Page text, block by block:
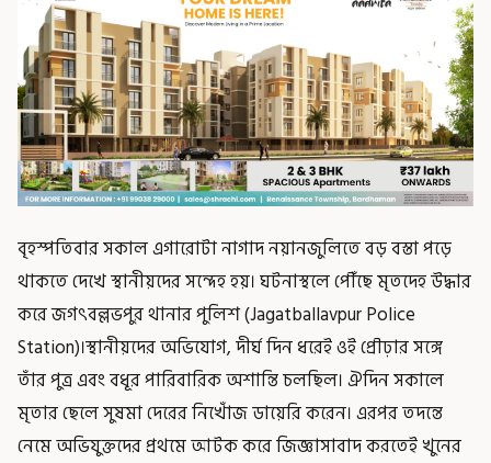
বৃহস্পতিবার সকাল এগারোটা নাগাদ নয়ানজুলিতে বড় বস্তা পড়ে
থাকতে দেখে স্থানীয়দের সন্দেহ হয়। ঘটনাস্থলে পৌঁছে মৃতদেহ উদ্ধার
করে জগৎবল্লভপুর থানার পুলিশ (Jagatballavpur Police
Station)।স্থানীয়দের অভিযোগ, দীর্ঘ দিন ধরেই ওই প্রৌঢ়ার সঙ্গে
তাঁর পুত্র এবং বধূর পারিবারিক অশান্তি চলছিল। ঐদিন সকালে
মৃতার ছেলে সুষমা দেরের নিখোঁজ ডায়েরি করেন। এরপর তদন্তে
নেমে অভিযুক্তদের প্রথমে আটক করে জিজ্ঞাসাবাদ করতেই খুনের